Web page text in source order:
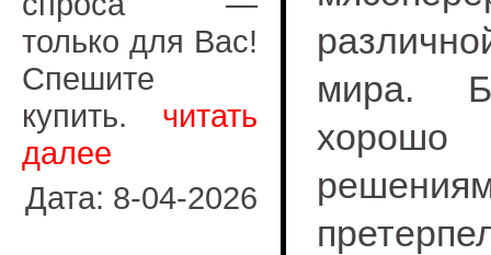
только для Вас!
Спешите
купить. читать
далее
Дата: 8-04-2026
мира.
хорошо